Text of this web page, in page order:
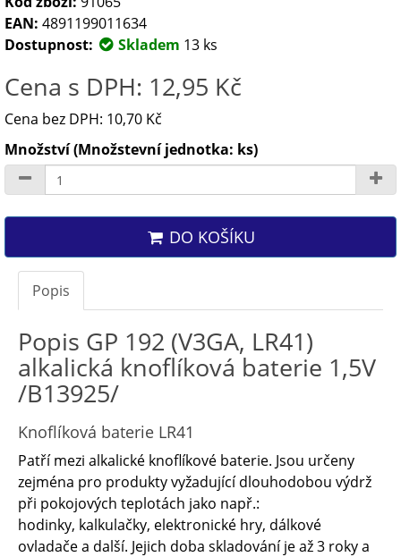
EAN: 4891199011634
Dostupnost:
Skladem 13 ks
Cena s DPH: 12,95 Kč
Cena bez DPH: 10,70 Kč
Množství (Množstevní jednotka: ks)
DO KOŠÍKU
Popis
Popis GP 192 (V3GA, LR41)
alkalická knoflíková baterie 1,5V
/B13925/
Knoflíková baterie LR41
Patří mezi alkalické knoflíkové baterie. Jsou určeny
zejména pro produkty vyžadující dlouhodobou výdrž
při pokojových teplotách jako např.:
hodinky, kalkulačky, elektronické hry, dálkové
ovladače a další. Jejich doba skladování je až 3 roky a